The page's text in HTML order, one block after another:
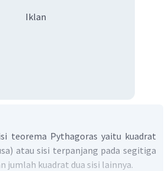
Iklan
teorema Pythagoras yaitu kuadrat
atau sisi terpanjang pada segitiga
jumlah kuadrat dua sisi lainnya.